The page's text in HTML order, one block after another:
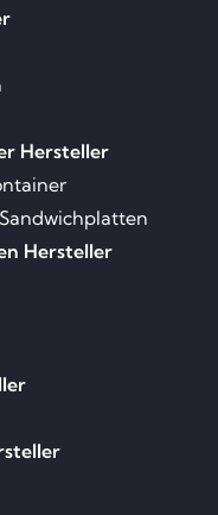
Hersteller
Hersteller